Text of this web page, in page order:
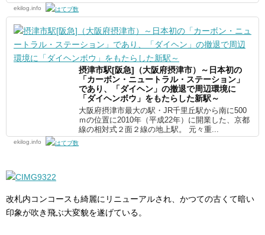
ekilog.info
摂津市駅[阪急]（大阪府摂津市）～日本初の
「カーボン・ニュートラル・ステーション」
であり、「ダイヘン」の撤退で周辺環境に
「ダイヘンボウ」をもたらした新駅～
大阪府摂津市最大の駅・JR千里丘駅から南に500
ｍの位置に2010年（平成22年）に開業した、京都
線の相対式２面２線の地上駅。 元々重...
ekilog.info
改札内コンコースも綺麗にリニューアルされ、かつての古くて暗い
印象が吹き飛ぶ大変貌を遂げている。